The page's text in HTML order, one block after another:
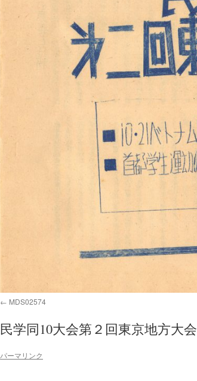
MDS02574
民学同10大会第２回東京地方大会
パーマリンク